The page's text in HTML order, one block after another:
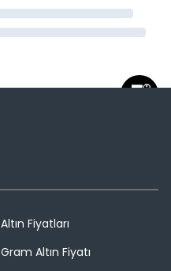
Altın Fiyatları
Gram Altın Fiyatı